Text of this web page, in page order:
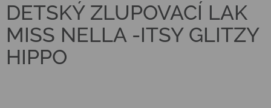
DETSKÝ ZLUPOVACÍ LAK
MISS NELLA -ITSY GLITZY
HIPPO